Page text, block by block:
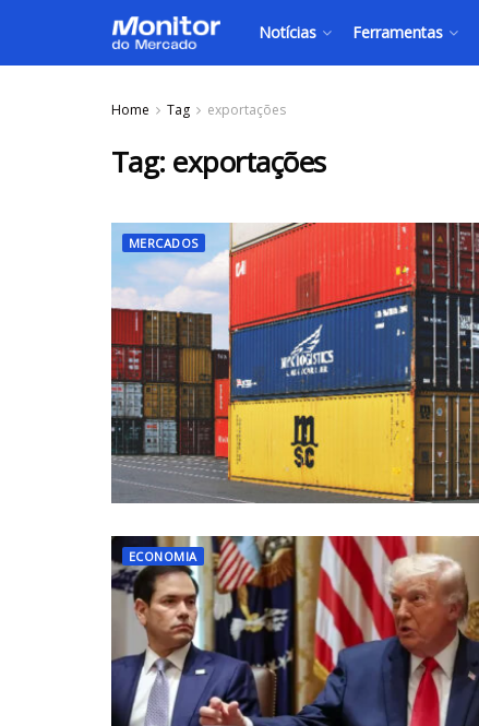
Notícias Ferramentas
Home Tag exportações
Tag: exportações
MERCADOS
ECONOMIA